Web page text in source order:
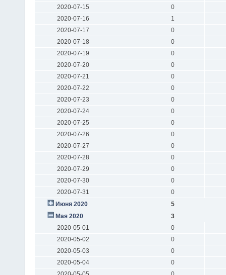
2020-07-15
0
2020-07-16
1
2020-07-17
0
2020-07-18
0
2020-07-19
0
2020-07-20
0
2020-07-21
0
2020-07-22
0
2020-07-23
0
2020-07-24
0
2020-07-25
0
2020-07-26
0
2020-07-27
0
2020-07-28
0
2020-07-29
0
2020-07-30
0
2020-07-31
0
Июня 2020
5
Мая 2020
3
2020-05-01
0
2020-05-02
0
2020-05-03
0
2020-05-04
0